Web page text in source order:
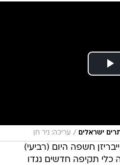
ישראלים / עריכה: ניר חן
חשפה היום (רביעי)
תקיפה חדשים נגדו